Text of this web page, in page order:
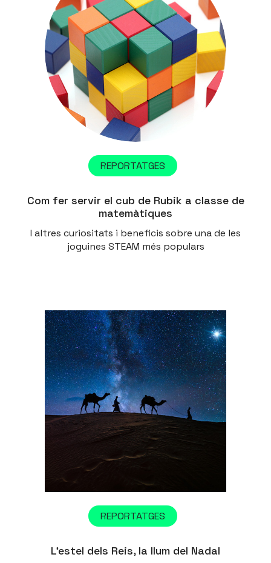
REPORTATGES
Com fer servir el cub de Rubik a classe de
matemàtiques
I altres curiositats i beneficis sobre una de les
joguines STEAM més populars
REPORTATGES
L’estel dels Reis, la llum del Nadal